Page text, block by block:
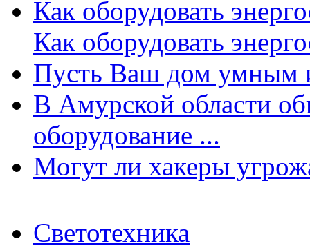
Как оборудовать
Как оборудовать
Пусть Ваш дом умным
В Амурской области
оборудование ...
Могут ли хакеры
Светотехника